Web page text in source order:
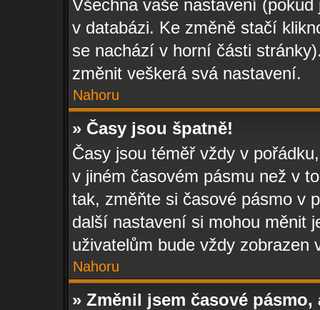
Všechna vaše nastavení
v databázi. Ke změně stačí
se nachází v horní části
změnit veškerá svá nastavení.
Nahoru
» Časy jsou špatně!
Časy jsou téměř vždy v
v jiném časovém pásmu než v
tak, změňte si časové pásmo v
další nastavení si mohou měnit
uživatelům bude vždy zobrazen
Nahoru
» Změnil jsem časové